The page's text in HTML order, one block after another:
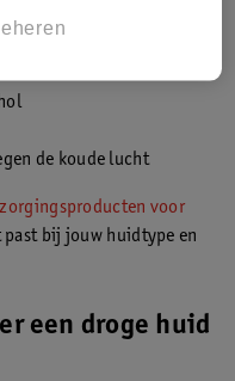
de koude lucht
voor
past bij jouw huidtype en
een droge huid